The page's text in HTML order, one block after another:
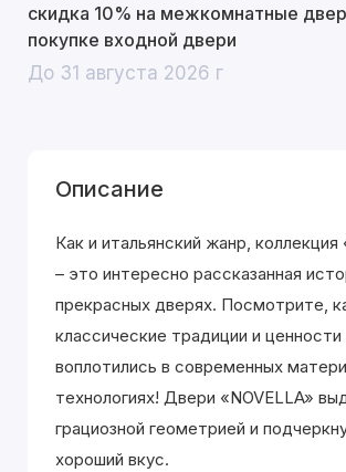
скидка 10% на межкомнатные
покупке входной двери
До 31 августа 2026 г
Описание
Как и итальянский жанр, коллекция
– это интересно рассказанная
прекрасных дверях. Посмотрите,
классические традиции и ценности
воплотились в современных
технологиях! Двери «NOVELLA»
грациозной геометрией и
хороший вкус.